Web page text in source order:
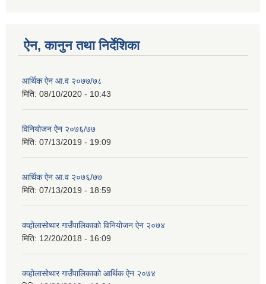
ऐन, कानुन तथा निर्देशिका
आर्थिक ऐन आ.व २०७७/७८
मिति: 08/10/2020 - 10:43
विनियोजन ऐन २०७६/७७
मिति: 07/13/2019 - 19:09
आर्थिक ऐन आ.व २०७६/७७
मिति: 07/13/2019 - 18:59
क्व्होलासोथार गाउँपालिकाको विनियोजन ऐन २०७४
मिति: 12/20/2018 - 16:09
क्व्होलासोथार गाउँपालिकाको आर्थिक ऐन २०७४